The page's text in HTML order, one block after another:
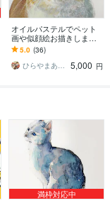
オイルパステルでペット
画や似顔絵お描きします
色鉛筆とオイルパステル
で温かい色合を表現。プ
レゼントにぜひ
5.0 (36)
ひらやまあやこ
5,000 円
満枠対応中